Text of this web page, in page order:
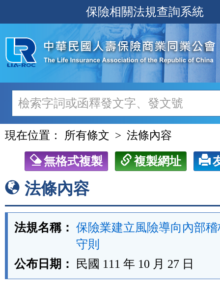
至
主
內
容
保險相關法規查詢系統
現在位置： 所有條文 法條內容
無格式複製 複製網址
法條內容
法規名稱： 保險業建立風險導向內部
守則
公布日期：
民國 111 年 10 月 27 日